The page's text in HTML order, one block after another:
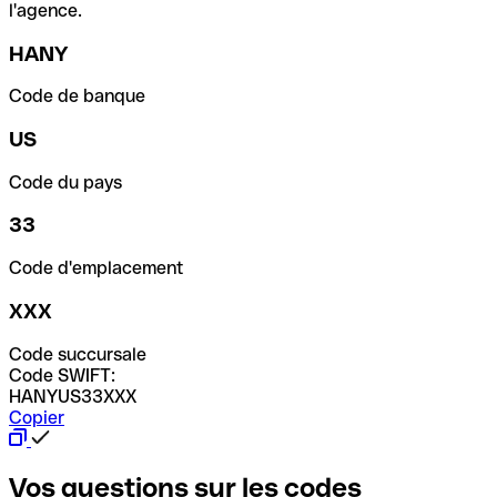
l'agence.
HANY
Code de banque
US
Code du pays
33
Code d'emplacement
XXX
Code succursale
Code SWIFT:
HANYUS33XXX
Copier
Vos questions sur les codes